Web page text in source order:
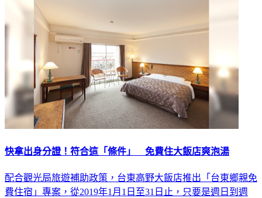
快拿出身分證！符合這「條件」 免費住大飯店爽泡湯
配合觀光局旅遊補助政策，台東高野大飯店推出「台東鄉親免
費住宿」專案，從2019年1月1日至31日止，只要是週日到週